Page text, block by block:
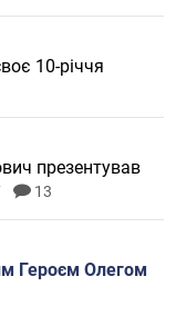
10-річчя
презентував
13
Героєм Олегом